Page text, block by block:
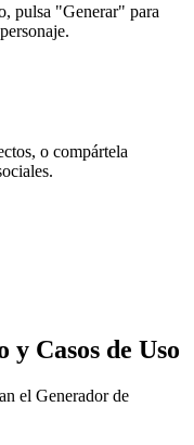
pulsa "Generar" para
o compártela
y Casos de Uso
el Generador de